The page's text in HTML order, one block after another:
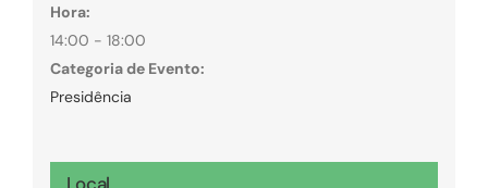
Hora:
14:00 - 18:00
Categoria de Evento:
Presidência